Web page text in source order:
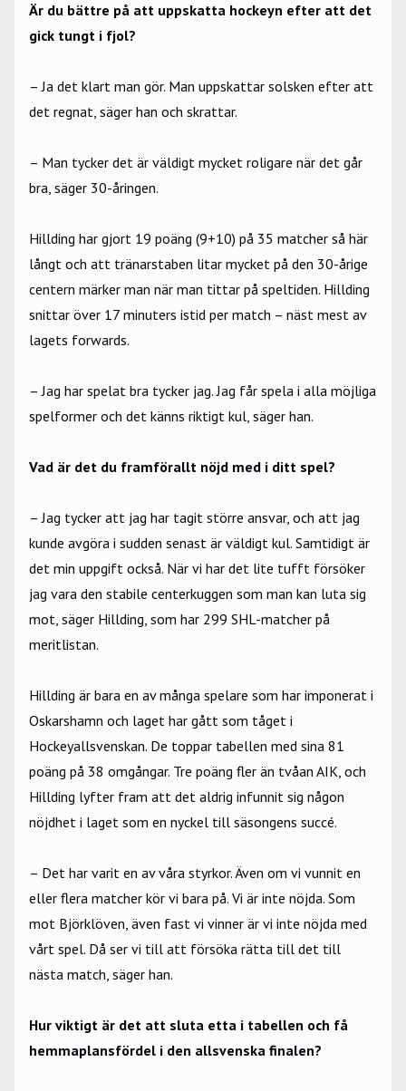
Är du bättre på att uppskatta hockeyn efter att det
gick tungt i fjol?
– Ja det klart man gör. Man uppskattar solsken efter att
det regnat, säger han och skrattar.
– Man tycker det är väldigt mycket roligare när det går
bra, säger 30-åringen.
Hillding har gjort 19 poäng (9+10) på 35 matcher så här
långt och att tränarstaben litar mycket på den 30-årige
centern märker man när man tittar på speltiden. Hillding
snittar över 17 minuters istid per match – näst mest av
lagets forwards.
– Jag har spelat bra tycker jag. Jag får spela i alla möjliga
spelformer och det känns riktigt kul, säger han.
Vad är det du framförallt nöjd med i ditt spel?
– Jag tycker att jag har tagit större ansvar, och att jag
kunde avgöra i sudden senast är väldigt kul. Samtidigt är
det min uppgift också. När vi har det lite tufft försöker
jag vara den stabile centerkuggen som man kan luta sig
mot, säger Hillding, som har 299 SHL-matcher på
meritlistan.
Hillding är bara en av många spelare som har imponerat i
Oskarshamn och laget har gått som tåget i
Hockeyallsvenskan. De toppar tabellen med sina 81
poäng på 38 omgångar. Tre poäng fler än tvåan AIK, och
Hillding lyfter fram att det aldrig infunnit sig någon
nöjdhet i laget som en nyckel till säsongens succé.
– Det har varit en av våra styrkor. Även om vi vunnit en
eller flera matcher kör vi bara på. Vi är inte nöjda. Som
mot Björklöven, även fast vi vinner är vi inte nöjda med
vårt spel. Då ser vi till att försöka rätta till det till
nästa match, säger han.
Hur viktigt är det att sluta etta i tabellen och få
hemmaplansfördel i den allsvenska finalen?